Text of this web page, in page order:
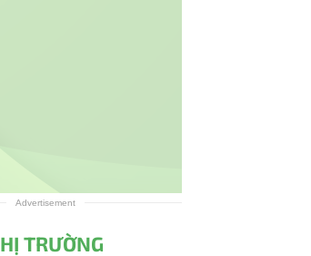
Advertisement
TRƯỜNG